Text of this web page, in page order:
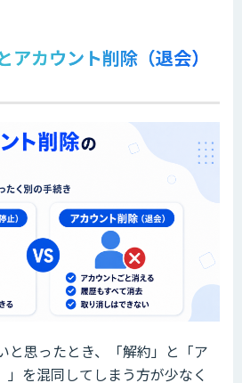
カウント削除（退会）
と思ったとき、「解約」と「ア
」を混同してしまう方が少なく